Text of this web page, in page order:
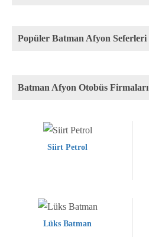
Popüler Batman Afyon Seferleri
Batman Afyon Otobüs Firmaları
Siirt Petrol
Lüks Batman